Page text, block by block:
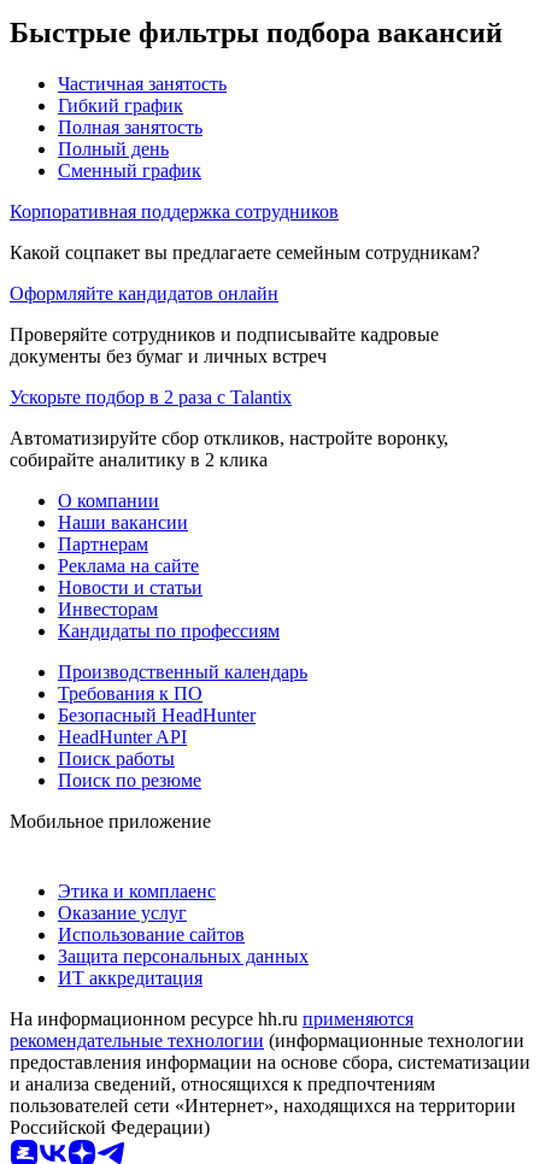
Быстрые фильтры подбора вакансий
Частичная занятость
Гибкий график
Полная занятость
Полный день
Сменный график
Корпоративная поддержка сотрудников
Какой соцпакет вы предлагаете семейным сотрудникам?
Оформляйте кандидатов онлайн
Проверяйте сотрудников и подписывайте кадровые
документы без бумаг и личных встреч
Ускорьте подбор в 2 раза с Talantix
Автоматизируйте сбор откликов, настройте воронку,
собирайте аналитику в 2 клика
О компании
Наши вакансии
Партнерам
Реклама на сайте
Новости и статьи
Инвесторам
Кандидаты по профессиям
Производственный календарь
Требования к ПО
Безопасный HeadHunter
HeadHunter API
Поиск работы
Поиск по резюме
Мобильное приложение
Этика и комплаенс
Оказание услуг
Использование сайтов
Защита персональных данных
ИТ аккредитация
На информационном ресурсе hh.ru применяются
рекомендательные технологии (информационные технологии
предоставления информации на основе сбора, систематизации
и анализа сведений, относящихся к предпочтениям
пользователей сети «Интернет», находящихся на территории
Российской Федерации)